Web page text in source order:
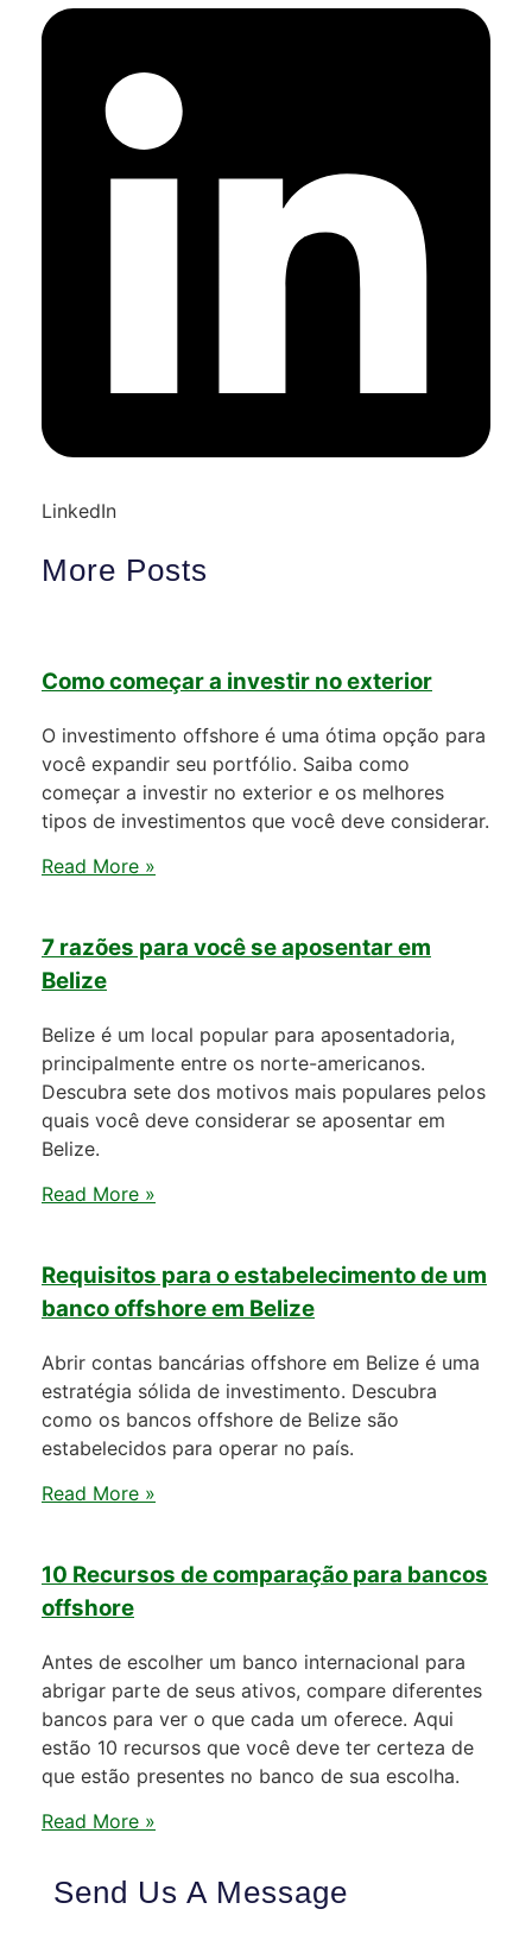
LinkedIn
More Posts
Como começar a investir no exterior
O investimento offshore é uma ótima opção para
você expandir seu portfólio. Saiba como
começar a investir no exterior e os melhores
tipos de investimentos que você deve considerar.
Read More »
7 razões para você se aposentar em
Belize
Belize é um local popular para aposentadoria,
principalmente entre os norte-americanos.
Descubra sete dos motivos mais populares pelos
quais você deve considerar se aposentar em
Belize.
Read More »
Requisitos para o estabelecimento de um
banco offshore em Belize
Abrir contas bancárias offshore em Belize é uma
estratégia sólida de investimento. Descubra
como os bancos offshore de Belize são
estabelecidos para operar no país.
Read More »
10 Recursos de comparação para bancos
offshore
Antes de escolher um banco internacional para
abrigar parte de seus ativos, compare diferentes
bancos para ver o que cada um oferece. Aqui
estão 10 recursos que você deve ter certeza de
que estão presentes no banco de sua escolha.
Read More »
Send Us A Message